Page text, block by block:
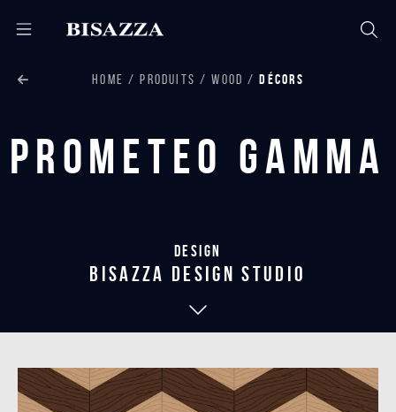
HOME PRODUITS WOOD DÉCORS
Prometeo Gamma
Design
bisazza design studio